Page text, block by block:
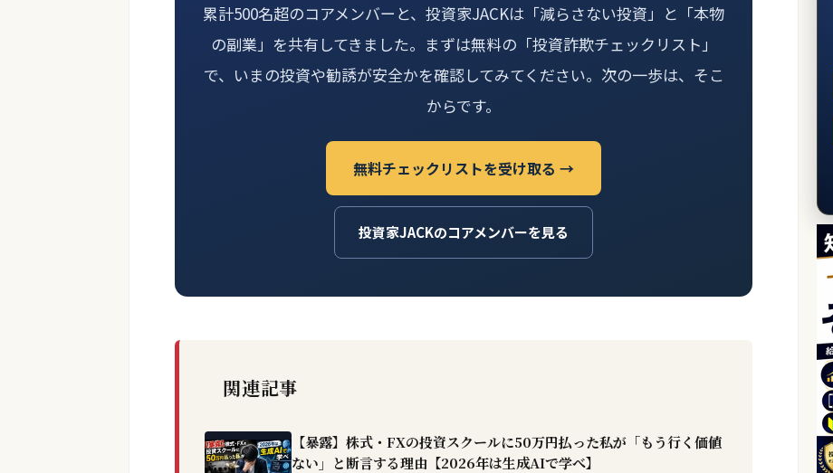
累計500名超のコアメンバーと、投資家JACKは「減らさない投資」と「本物
の副業」を共有してきました。まずは無料の「投資詐欺チェックリスト」
で、いまの投資や勧誘が安全かを確認してみてください。次の一歩は、そこ
からです。
無料チェックリストを受け取る →
投資家JACKのコアメンバーを見る
関連記事
【暴露】株式・FXの投資スクールに50万円払った私が「もう行く価値
ない」と断言する理由【2026年は生成AIで学べ】